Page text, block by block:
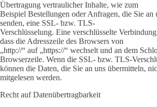
Übertragung vertraulicher Inhalte, wie zum
Beispiel Bestellungen oder Anfragen, die Sie an
senden, eine SSL- bzw. TLS-
Verschlüsselung. Eine verschlüsselte
dass die Adresszeile des Browsers von
„http://“ auf „https://“ wechselt und an dem
Browserzeile. Wenn die SSL- bzw. TLS-
können die Daten, die Sie an uns übermitteln,
mitgelesen werden.
Recht auf Datenübertragbarkeit